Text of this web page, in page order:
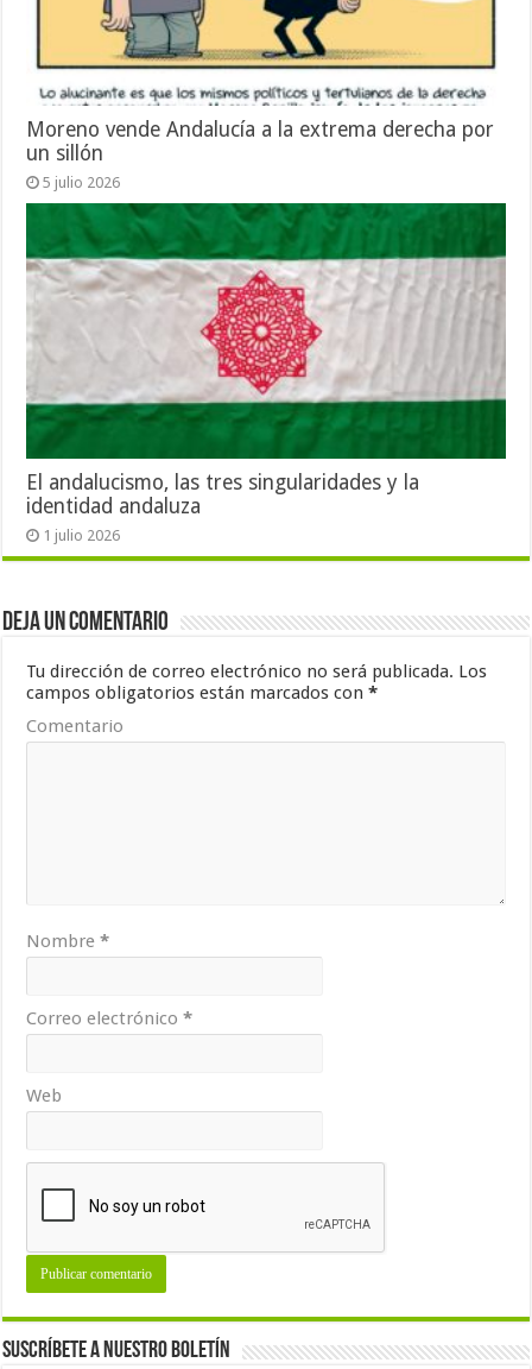
Moreno vende Andalucía a la extrema derecha por
un sillón
5 julio 2026
El andalucismo, las tres singularidades y la
identidad andaluza
1 julio 2026
Deja un comentario
Tu dirección de correo electrónico no será publicada. Los
campos obligatorios están marcados con*
Comentario
Nombre*
Correo electrónico*
Web
Suscríbete a nuestro Boletín